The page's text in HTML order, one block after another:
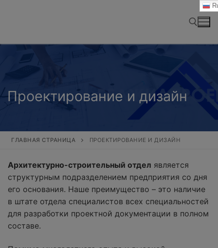
Проектирование и дизайн
ГЛАВНАЯ СТРАНИЦА ПРОЕКТИРОВАНИЕ И ДИЗАЙН
Архитектурно-строительный отдел является
структурным подразделением предприятия со дня
его основания. Наше преимущество – это наличие
в штате отдела специалистов всех специальностей
для разработки проектной документации в полном
составе.